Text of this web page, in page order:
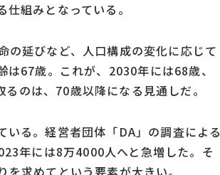
組みとなっている。
の延びなど、人口構成の変化に応じて
67歳。これが、2030年には68歳、
のは、70歳以降になる見通しだ。
いる。経営者団体「DA」の調査による
年には8万4000人へと急増した。そ
求めてという要素が大きい。